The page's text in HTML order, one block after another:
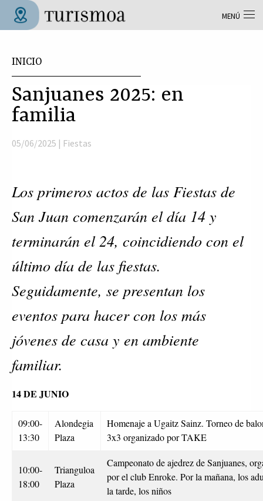
Pasar al contenido principal
INICIO
Sanjuanes 2025: en
familia
05/06/2025 | Fiestas
Los primeros actos de las Fiestas de
San Juan comenzarán el día 14 y
terminarán el 24, coincidiendo con el
último día de las fiestas.
Seguidamente, se presentan los
eventos para hacer con los más
jóvenes de casa y en ambiente
familiar.
14 DE JUNIO
09:00-
13:30
Alondegia
Plaza
Homenaje a Ugaitz Sainz. Torneo de
3x3 organizado por TAKE
10:00-
18:00
Trianguloa
Plaza
Campeonato de ajedrez de Sanjuanes,
por el club Enroke. Por la mañana, los
la tarde, los niños
MENÚ